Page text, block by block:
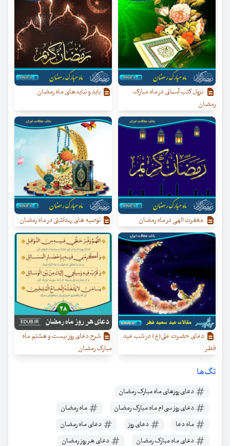
نزول کتب آسمانی در ماه مبارک
رمضان
باید و نبایدهای ماه رمضان
مغفرت الهی در ماه رمضان توصیه های بهداشتی در ماه رمضان
دعای حضرت علی(ع) در شب عید
فطر
شرح دعای روز بیست‌ و هشتم ماه
مبارک رمضان
تگ‌ها
دعای روزهای ماه مبارک رمضان
دعای روز سی ام ماه مبارک رمضان
ماه رمضان
ماه دعا
دعای روز
دعای ماه رمضان
دعای ماه مبارک رمضان
دعای هر روز رمضان